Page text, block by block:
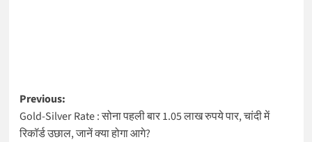
Post
navigation
Previous:
Gold-Silver Rate : सोना पहली बार 1.05 लाख रुपये पार, चांदी में
रिकॉर्ड उछाल, जानें क्या होगा आगे?